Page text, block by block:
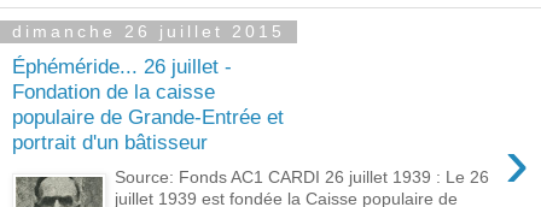
dimanche 26 juillet 2015
Éphéméride... 26 juillet -
Fondation de la caisse
populaire de Grande-Entrée et
portrait d'un bâtisseur
›
Source: Fonds AC1 CARDI 26 juillet 1939 : Le 26
juillet 1939 est fondée la Caisse populaire de